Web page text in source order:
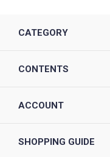
CATEGORY
CONTENTS
ACCOUNT
SHOPPING GUIDE